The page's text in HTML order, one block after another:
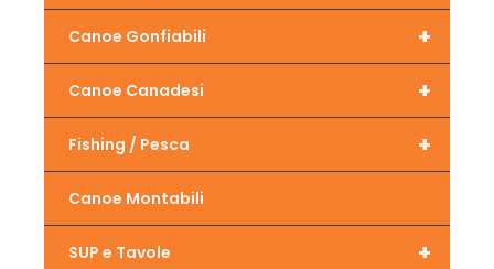
+
Canoe Gonfiabili
+
Canoe Canadesi
+
Fishing / Pesca
Canoe Montabili
+
SUP e Tavole